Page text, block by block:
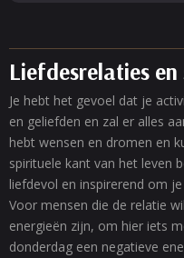
Liefdesrelaties
Je hebt het gevoel dat je
en geliefden en zal er alles
hebt wensen en dromen en
spirituele kant van het leven
liefdevol en inspirerend om
Voor mensen die de relatie
energieën zijn, om hier iets
donderdag een negatieve